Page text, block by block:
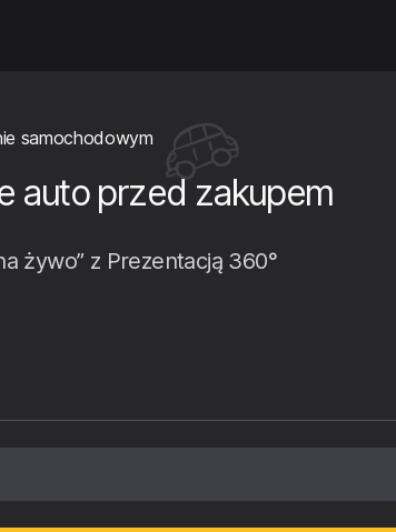
samochodowym
auto przed zakupem
żywo” z Prezentacją 360°